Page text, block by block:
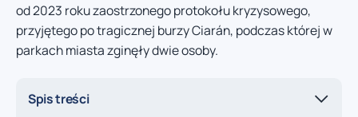
od 2023 roku zaostrzonego protokołu kryzysowego,
przyjętego po tragicznej burzy Ciarán, podczas której w
parkach miasta zginęły dwie osoby.
Spis treści